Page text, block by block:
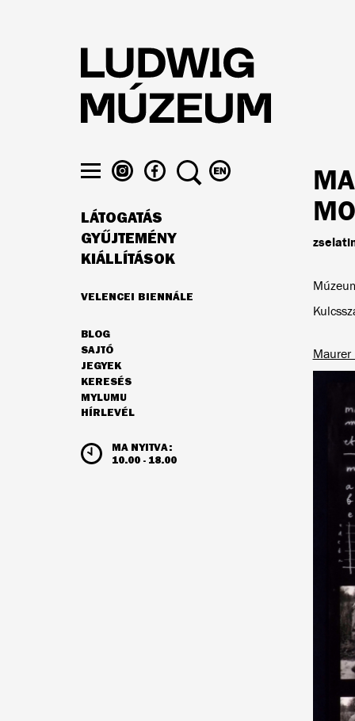
láthatósága
LUDWIG
MÚZEUM
INSTAGRAMON
LUDWIG
MÚZEUM
FACEBOOK-
ON
KERESÉSVÁLTÁS
ENGLISH
FŐ
NAVIGÁCIÓ
LÁTOGATÁS
GYŰJTEMÉNY
KIÁLLÍTÁSOK
VELENCEI BIENNÁLE
MÁSODLAGOS
NAVIGÁCIÓ
BLOG
SAJTÓ
JEGYEK
KERESÉS
MYLUMU
HÍRLEVÉL
MA NYITVA:
10.00 - 18.00
NYITVATARTÁS ÉS JEGYÁRAK
Maurer